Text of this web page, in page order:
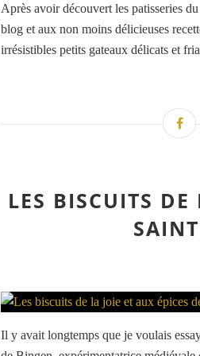
Après avoir découvert les patisseries
blog et aux non moins délicieuses
irrésistibles petits gateaux délicats et
LES BISCUITS DE
Il y avait longtemps que je voulais